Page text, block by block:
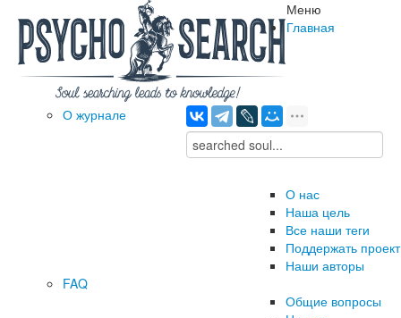
Меню
Главная
О журнале
О нас
Наша цель
Все наши теги
Поддержать проект
Наши авторы
FAQ
Общие вопросы